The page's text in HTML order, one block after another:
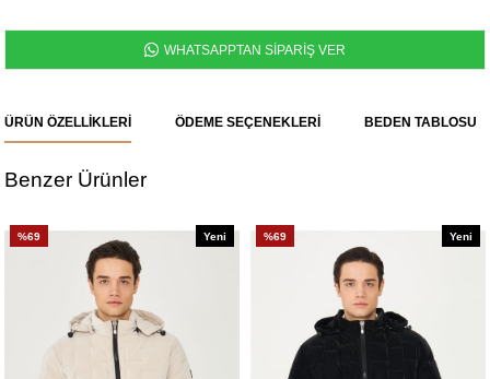
WHATSAPPTAN SİPARİŞ VER
ÜRÜN ÖZELLIKLERI ÖDEME SEÇENEKLERI BEDEN TABLOSU
Benzer Ürünler
%69
Yeni
%69
Yeni